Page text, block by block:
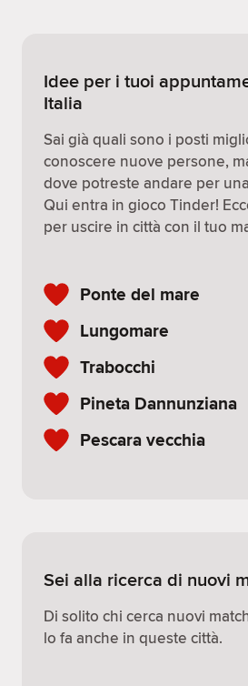
Idee per i tuoi
Italia
Sai già quali sono i posti
conoscere nuove persone,
dove potreste andare per
Qui entra in gioco Tinder!
per uscire in città con il tuo
Ponte del mare
Lungomare
Trabocchi
Pineta Dannunziana
Pescara vecchia
Sei alla ricerca di nuovi
Di solito chi cerca nuovi
lo fa anche in queste città.